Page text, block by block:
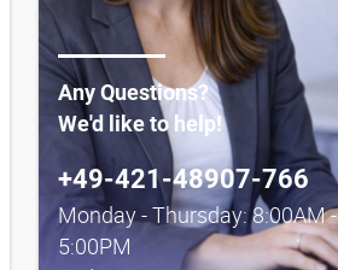
Any Questions?
We'd like to help!
+49-421-48907-766
Monday - Thursday: 8:00AM -
5:00PM